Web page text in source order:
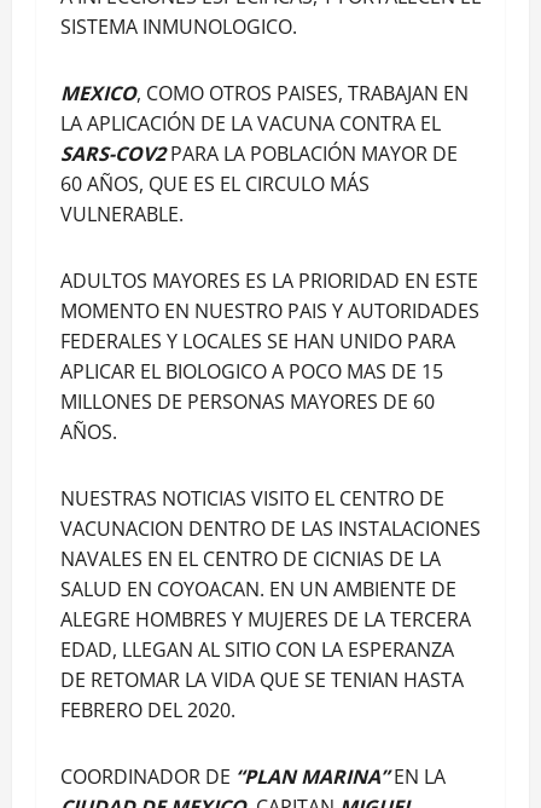
SISTEMA INMUNOLOGICO.
MEXICO, COMO OTROS PAISES, TRABAJAN EN
LA APLICACIÓN DE LA VACUNA CONTRA EL
SARS-COV2PARA LA POBLACIÓN MAYOR DE
60 AÑOS, QUE ES EL CIRCULO MÁS
VULNERABLE.
ADULTOS MAYORES ES LA PRIORIDAD EN ESTE
MOMENTO EN NUESTRO PAIS Y AUTORIDADES
FEDERALES Y LOCALES SE HAN UNIDO PARA
APLICAR EL BIOLOGICO A POCO MAS DE 15
MILLONES DE PERSONAS MAYORES DE 60
AÑOS.
NUESTRAS NOTICIAS VISITO EL CENTRO DE
VACUNACION DENTRO DE LAS INSTALACIONES
NAVALES EN EL CENTRO DE CICNIAS DE LA
SALUD EN COYOACAN. EN UN AMBIENTE DE
ALEGRE HOMBRES Y MUJERES DE LA TERCERA
EDAD, LLEGAN AL SITIO CON LA ESPERANZA
DE RETOMAR LA VIDA QUE SE TENIAN HASTA
FEBRERO DEL 2020.
COORDINADOR DE “PLAN MARINA”EN LA